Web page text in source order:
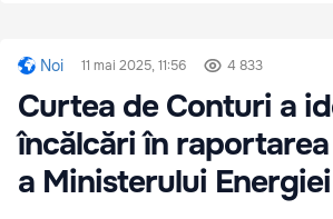
Noi 11 mai 2025, 11:56 4 833
Curtea de Conturi a
încălcări în
a Ministerului Energiei